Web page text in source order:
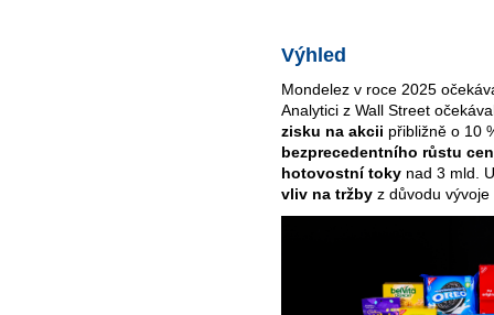
Výhled
Mondelez v roce 2025
Analytici z Wall Street
zisku na akcii přibližně o 10
bezprecedentního růstu
hotovostní toky nad 3 mld.
vliv na tržby z důvodu